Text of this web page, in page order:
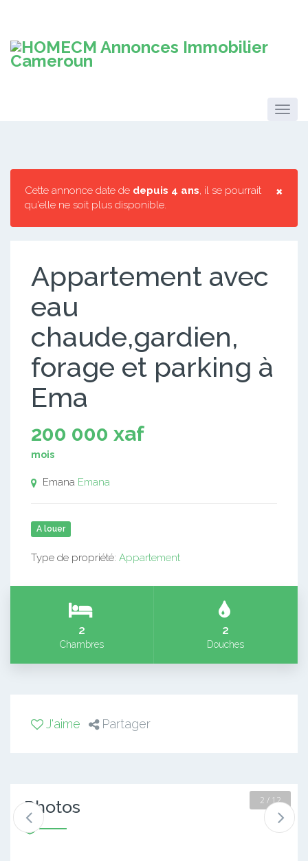
×
Cette annonce date de depuis 4 ans, il se pourrait
qu'elle ne soit plus disponible.
Appartement avec
eau
chaude,gardien,
forage et parking à
Ema
200 000 xaf
mois
Emana Emana
A louer
Type de propriété: Appartement
2
Chambres
2
Douches
J'aime Partager
Photos 2 / 12